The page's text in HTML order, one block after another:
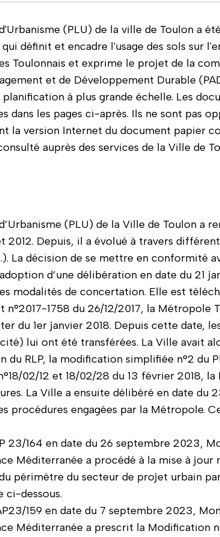
(PLU) de la ville de Toulon a
définit et encadre l'usage des sols sur
Toulonnais et exprime le projet de la
et de Développement Durable
à plus grande échelle. Les
dans les pages ci-après. Ils ne sont pas
la version Internet du document papier
auprès des services de la Ville de
(PLU) de la Ville de Toulon a
2012. Depuis, il a évolué à travers
La décision de se mettre en conformité
d’une délibération en date du 21
modalités de concertation. Elle est
n°2017-1758 du 26/12/2017, la Métropole
du 1er janvier 2018. Depuis cette date,
lui ont été transférées. La Ville avait
du RLP, la modification simplifiée n°2 du
02/12 et 18/02/28 du 13 février 2018,
La Ville a ensuite délibéré en date du
procédures engagées par la Métropole.
23/164 en date du 26 septembre 2023,
Méditerranée a procédé à la mise à jour
périmètre du secteur de projet urbain
ci-dessous.
159 en date du 7 septembre 2023,
Méditerranée a prescrit la Modification